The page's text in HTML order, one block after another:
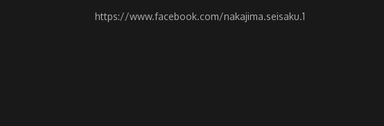
https://www.facebook.com/nakajima.seisaku.1